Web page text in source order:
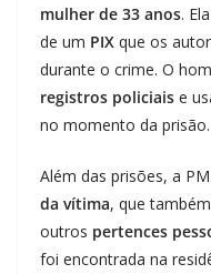
mulher de 33 anos.
de um PIX que os
durante o crime. O
registros policiais e
no momento da prisão.
Além das prisões, a
da vítima, que
outros pertences
foi encontrada na